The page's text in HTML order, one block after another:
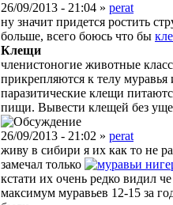
26/09/2013 - 21:04 » perat
ну значит придется ростить
больше, всего боюсь что бы
Клещи
членистоногие животные
прикрепляются к телу
паразитические клещи
пищи. Вывести клещей без
26/09/2013 - 21:02 » perat
живу в сибири я их как то не
замечал только
кстати их очень редко видил
максимум муравьев 12-15 за